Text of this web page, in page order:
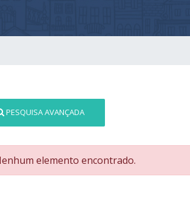
PESQUISA AVANÇADA
elemento encontrado.